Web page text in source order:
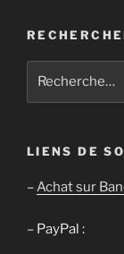
LIENS DE
–Achat sur
– PayPal :